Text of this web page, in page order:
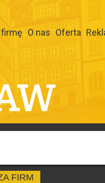
firmę O nas Oferta
FIRM